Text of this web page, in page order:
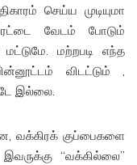
செய்ய முடியுமா
வேடம் போடும்
மற்றபடி எந்த
விடட்டும் ,
இல்லை.
வக்கிரக் குப்பைகளை
“வக்கில்லை”